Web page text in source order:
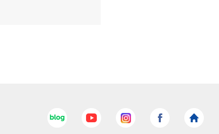
네이버블로그
바로가기
유튜브
바로가기
인스타그램
바로가기
페이스북
바로가기
효성
홈페이지